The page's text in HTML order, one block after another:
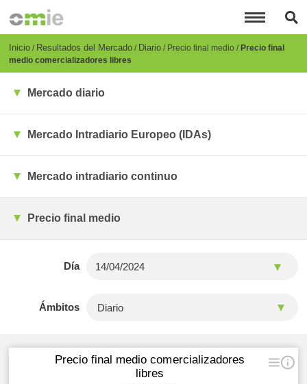
principal
Breadcrumb
Inicio Resultados del Mercado Diario Precio final medio Precio final
medio comercializadores libres
Mercado diario
Mercado Intradiario Europeo (IDAs)
Mercado intradiario continuo
Precio final medio
Día
Ámbitos
Precio final medio comercializadores
libres